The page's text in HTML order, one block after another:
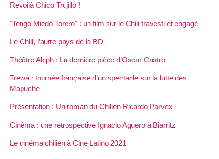
Revoilà Chico Trujillo !
"Tengo Miedo Torero" : un film sur le Chili travesti et engagé
Le Chili, l’autre pays de la BD
Théâtre Aleph : La dernière pièce d’Oscar Castro
Trewa : tournée française d’un spectacle sur la lutte des
Mapuche
Présentation : Un roman du Chilien Ricardo Parvex
Cinéma : une retrospective Ignacio Agüero à Biarritz
Le cinéma chilien à Cine Latino 2021